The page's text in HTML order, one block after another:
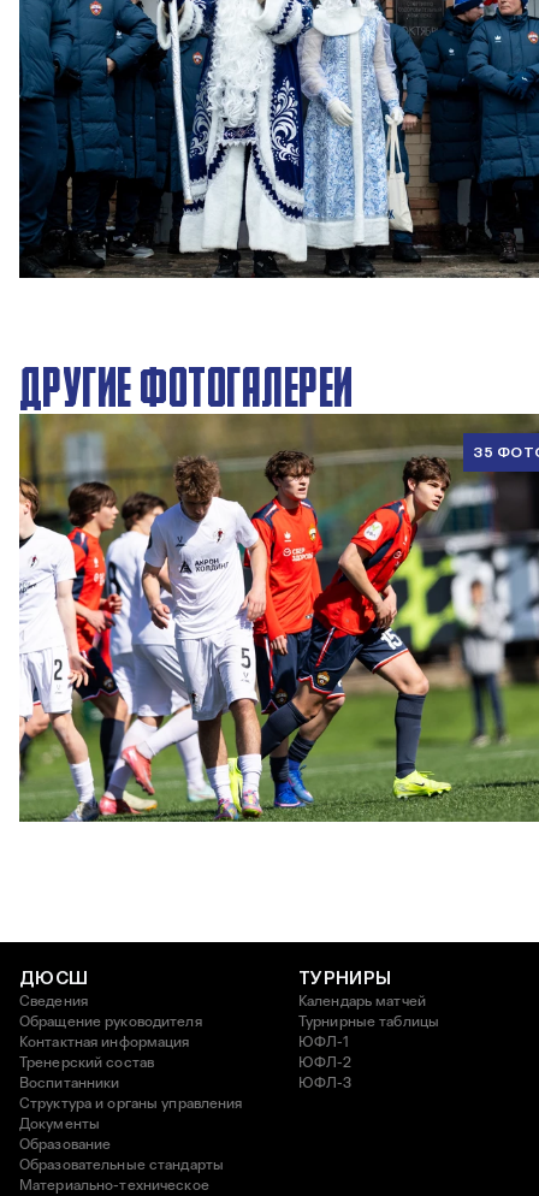
Новогодний праздник в Академии ПФК ЦСКА
27 ДЕКАБРЯ 2025 09:00
ДРУГИЕ ФОТОГАЛЕРЕИ
35
ЮФЛ U17 | ПФК ЦСКА - Акрон - Академия Коноплёва
26 АПРЕЛЯ 2026 18:11
ДЮСШ
Сведения
Обращение руководителя
Контактная информация
Тренерский состав
Воспитанники
Структура и органы управления
Документы
Образование
Образовательные стандарты
Материально-техническое
ТУРНИРЫ
Календарь матчей
Турнирные таблицы
ЮФЛ-1
ЮФЛ-2
ЮФЛ-3